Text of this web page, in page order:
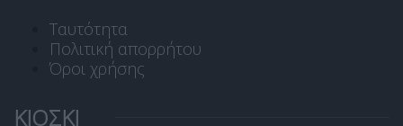
Ταυτότητα
Πολιτική απορρήτου
Όροι χρήσης
ΚΙΟΣΚΙ